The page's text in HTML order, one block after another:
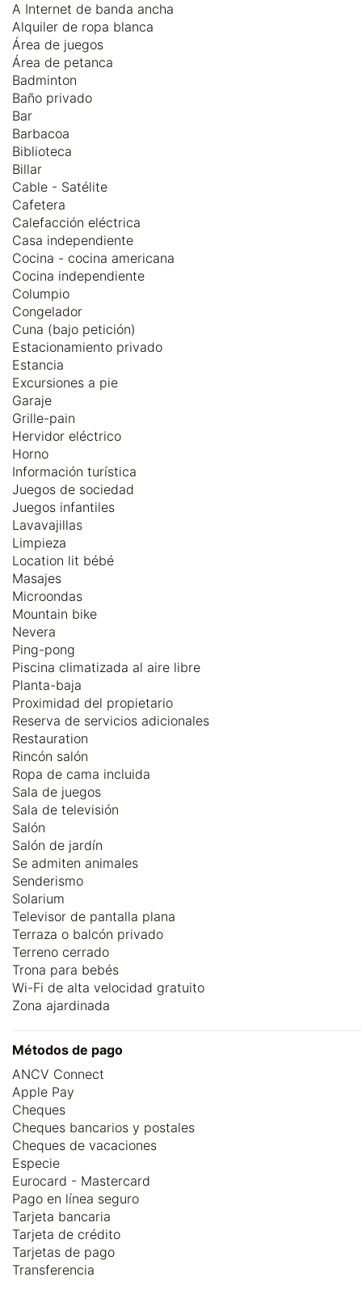
A Internet de banda ancha
Alquiler de ropa blanca
Área de juegos
Área de petanca
Badminton
Baño privado
Bar
Barbacoa
Biblioteca
Billar
Cable - Satélite
Cafetera
Calefacción eléctrica
Casa independiente
Cocina - cocina americana
Cocina independiente
Columpio
Congelador
Cuna (bajo petición)
Estacionamiento privado
Estancia
Excursiones a pie
Garaje
Grille-pain
Hervidor eléctrico
Horno
Información turística
Juegos de sociedad
Juegos infantiles
Lavavajillas
Limpieza
Location lit bébé
Masajes
Microondas
Mountain bike
Nevera
Ping-pong
Piscina climatizada al aire libre
Planta-baja
Proximidad del propietario
Reserva de servicios adicionales
Restauration
Rincón salón
Ropa de cama incluida
Sala de juegos
Sala de televisión
Salón
Salón de jardín
Se admiten animales
Senderismo
Solarium
Televisor de pantalla plana
Terraza o balcón privado
Terreno cerrado
Trona para bebés
Wi-Fi de alta velocidad gratuito
Zona ajardinada
Métodos de pago
ANCV Connect
Apple Pay
Cheques
Cheques bancarios y postales
Cheques de vacaciones
Especie
Eurocard - Mastercard
Pago en línea seguro
Tarjeta bancaria
Tarjeta de crédito
Tarjetas de pago
Transferencia